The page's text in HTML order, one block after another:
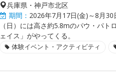
兵庫県・神戸市北区
期間： 2026年7月17日(金)～8月
（日）には高さ約5.8mのパウ・パ
ェイス」がやってくる。
体験イベント・アクティビティ